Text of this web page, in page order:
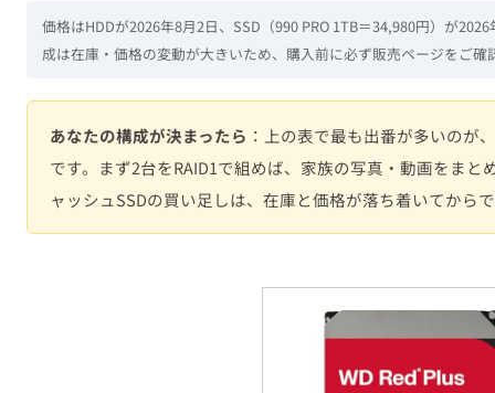
です。まず2台をRAID1で組めば、家族の写真・動画をま
ャッシュSSDの買い足しは、在庫と価格が落ち着いてから